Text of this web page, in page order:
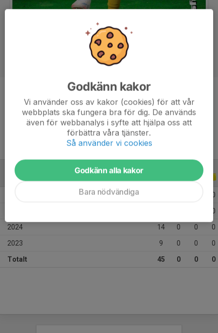
Position
Ålder
11 år
ALLA SERIER
0
0
2024 14 0 0 0
2023 9 0 0 0
Totalt 45 0 0 0
Godkänn kakor
Vi använder oss av kakor (cookies) för att vår
webbplats ska fungera bra för dig. De används
även för webbanalys i syfte att hjälpa oss att
förbättra våra tjänster.
Så använder vi cookies
Godkänn alla kakor
Bara nödvändiga